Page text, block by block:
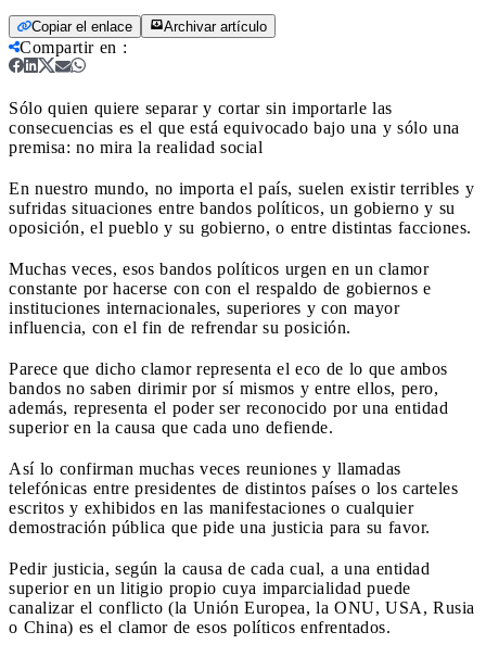
Copiar el enlace Archivar artículo
Compartir en :
Sólo quien quiere separar y cortar sin importarle las
consecuencias es el que está equivocado bajo una y sólo una
premisa: no mira la realidad social
En nuestro mundo, no importa el país, suelen existir terribles y
sufridas situaciones entre bandos políticos, un gobierno y su
oposición, el pueblo y su gobierno, o entre distintas facciones.
Muchas veces, esos bandos políticos urgen en un clamor
constante por hacerse con con el respaldo de gobiernos e
instituciones internacionales, superiores y con mayor
influencia, con el fin de refrendar su posición.
Parece que dicho clamor representa el eco de lo que ambos
bandos no saben dirimir por sí mismos y entre ellos, pero,
además, representa el poder ser reconocido por una entidad
superior en la causa que cada uno defiende.
Así lo confirman muchas veces reuniones y llamadas
telefónicas entre presidentes de distintos países o los carteles
escritos y exhibidos en las manifestaciones o cualquier
demostración pública que pide una justicia para su favor.
Pedir justicia, según la causa de cada cual, a una entidad
superior en un litigio propio cuya imparcialidad puede
canalizar el conflicto (la Unión Europea, la ONU, USA, Rusia
o China) es el clamor de esos políticos enfrentados.